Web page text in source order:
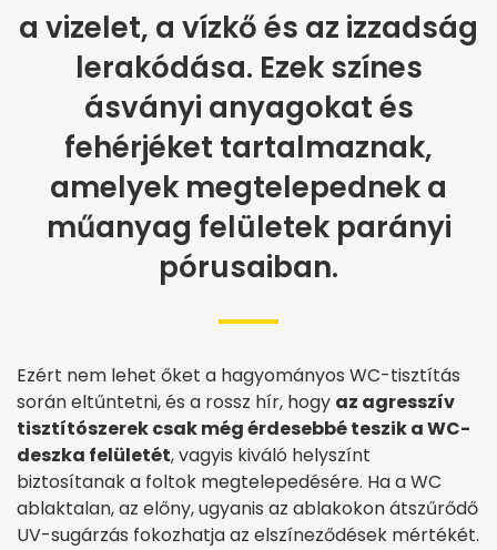
a vizelet, a vízkő és az izzadság
lerakódása. Ezek színes
ásványi anyagokat és
fehérjéket tartalmaznak,
amelyek megtelepednek a
műanyag felületek parányi
pórusaiban.
Ezért nem lehet őket a hagyományos WC-tisztítás
során eltűntetni, és a rossz hír, hogy az agresszív
tisztítószerek csak még érdesebbé teszik a WC-
deszka felületét, vagyis kiváló helyszínt
biztosítanak a foltok megtelepedésére. Ha a WC
ablaktalan, az előny, ugyanis az ablakokon átszűrődő
UV-sugárzás fokozhatja az elszíneződések mértékét.